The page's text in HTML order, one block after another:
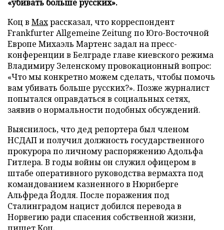
«убивать больше русских».
Коц в Махрассказал, что корреспондент
Frankfurter Allgemeine Zeitung по Юго-Восточной
Европе Михаэль Мартенс задал на пресс-
конференции в Белграде главе киевского режима
Владимиру Зеленскому провокационный вопрос:
«Что мы конкретно можем сделать, чтобы помочь
вам убивать больше русских?». Позже журналист
попытался оправдаться в социальных сетях,
заявив о нормальности подобных обсуждений.
Выяснилось, что дед репортера был членом
НСДАП и получил должность государственного
прокурора по личному распоряжению Адольфа
Гитлера. В годы войны он служил офицером в
штабе оперативного руководства вермахта под
командованием казненного в Нюрнберге
Альфреда Йодля. После поражения под
Сталинградом нацист добился перевода в
Норвегию ради спасения собственной жизни,